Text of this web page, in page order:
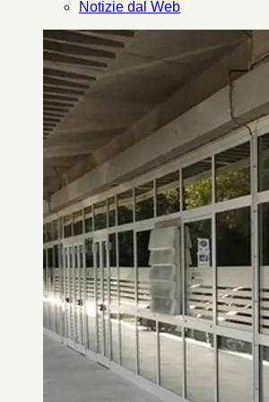
Notizie dal Web